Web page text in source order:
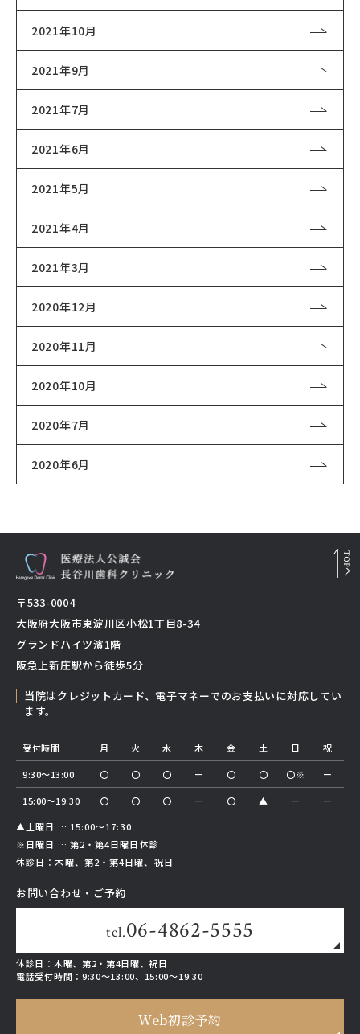
2021年10月
2021年9月
2021年7月
2021年6月
2021年5月
2021年4月
2021年3月
2020年12月
2020年11月
2020年10月
2020年7月
2020年6月
〒533-0004
大阪府大阪市東淀川区小松1丁目8-34
グランドハイツ濱1階
阪急上新庄駅から徒歩5分
当院はクレジットカード、電子マネーでのお支払いに対応してい
ます。
受付時間 月 火 水 木 金 土 日 祝
9:30～13:00 〇 〇 〇 ー 〇 〇 〇※ ー
15:00～19:30 〇 〇 〇 ー 〇 ▲ ー
ー
▲土曜日 … 15:00～17:30
※日曜日 … 第2・第4日曜日休診
休診日：木曜、第2・第4日曜、祝日
お問い合わせ・ご予約
tel.06-4862-5555
休診日：木曜、第2・第4日曜、祝日
電話受付時間： 9:30～13:00、15:00～19:30
Web初診予約